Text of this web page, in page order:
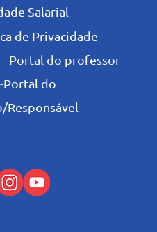
Salarial
de Privacidade
- Portal do professor
Portal do
Responsável